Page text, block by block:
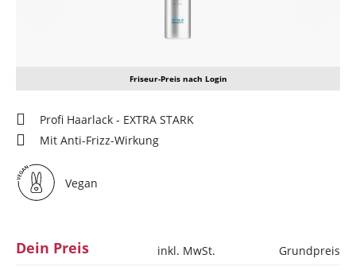
Friseur-Preis nach Login
Profi Haarlack - EXTRA STARK
Mit Anti-Frizz-Wirkung
Vegan
Dein Preis inkl. MwSt.
Grundpreis